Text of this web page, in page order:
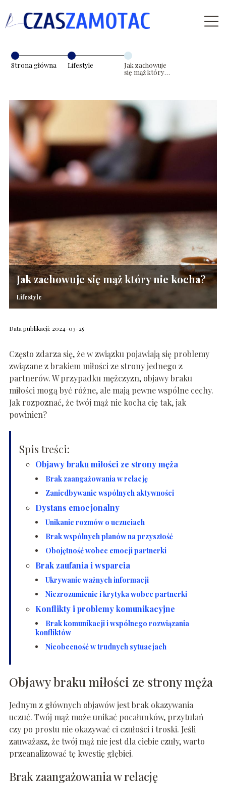
Strona główna Lifestyle
Jak zachowuje
się mąż który
Jak zachowuje się mąż który nie kocha?
Lifestyle
Data publikacji: 2024-03-25
Często zdarza się, że w związku pojawiają się problemy
związane z brakiem miłości ze strony jednego z
partnerów. W przypadku mężczyzn, objawy braku
miłości mogą być różne, ale mają pewne wspólne cechy.
Jak rozpoznać, że twój mąż nie kocha cię tak, jak
powinien?
Spis treści:
Objawy braku miłości ze strony męża
Brak zaangażowania w relację
Zaniedbywanie wspólnych aktywności
Dystans emocjonalny
Unikanie rozmów o uczuciach
Brak wspólnych planów na przyszłość
Obojętność wobec emocji partnerki
Brak zaufania i wsparcia
Ukrywanie ważnych informacji
Niezrozumienie i krytyka wobec partnerki
Konflikty i problemy komunikacyjne
Brak komunikacji i wspólnego rozwiązania
konfliktów
Nieobecność w trudnych sytuacjach
Objawy braku miłości ze strony męża
Jednym z głównych objawów jest brak okazywania
uczuć. Twój mąż może unikać pocałunków, przytulań
czy po prostu nie okazywać ci czułości i troski. Jeśli
zauważasz, że twój mąż nie jest dla ciebie czuły, warto
przeanalizować tę kwestię głębiej.
Brak zaangażowania w relację